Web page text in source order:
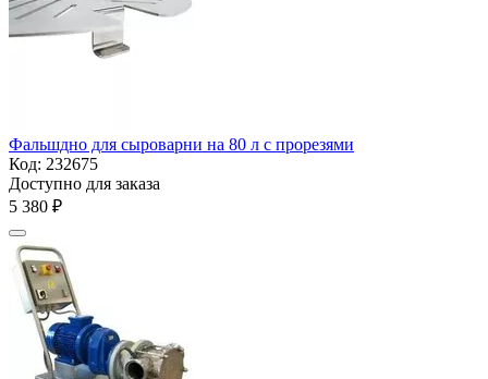
Фальшдно для сыроварни на 80 л с прорезями
Код: 232675
Доступно для заказа
5 380 ₽